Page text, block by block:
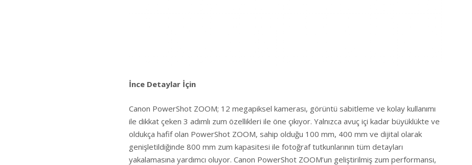
İnce Detaylar İçin
Canon PowerShot ZOOM; 12 megapiksel kamerası, görüntü sabitleme ve kolay kullanımı
ile dikkat çeken 3 adımlı zum özellikleri ile öne çıkıyor. Yalnızca avuç içi kadar büyüklükte ve
oldukça hafif olan PowerShot ZOOM, sahip olduğu 100 mm, 400 mm ve dijital olarak
genişletildiğinde 800 mm zum kapasitesi ile fotoğraf tutkunlarının tüm detayları
yakalamasına yardımcı oluyor. Canon PowerShot ZOOM’un geliştirilmiş zum performansı,